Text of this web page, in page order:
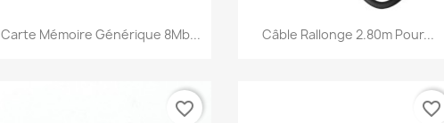
Aperçu rapide
Carte Mémoire Générique 8Mb... Aperçu rapide
Câble Rallonge 2.80m Pour...
favorite_border favorite_border